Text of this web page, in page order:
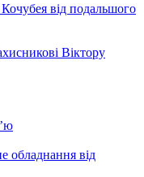
від подальшого
Віктору
обладнання від